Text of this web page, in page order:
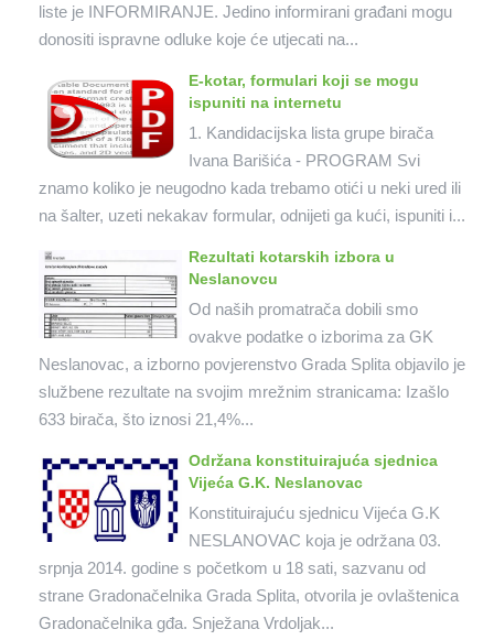
liste je INFORMIRANJE. Jedino informirani građani mogu
donositi ispravne odluke koje će utjecati na...
E-kotar, formulari koji se mogu
ispuniti na internetu
1. Kandidacijska lista grupe birača
Ivana Barišića - PROGRAM Svi
znamo koliko je neugodno kada trebamo otići u neki ured ili
na šalter, uzeti nekakav formular, odnijeti ga kući, ispuniti i...
Rezultati kotarskih izbora u
Neslanovcu
Od naših promatrača dobili smo
ovakve podatke o izborima za GK
Neslanovac, a izborno povjerenstvo Grada Splita objavilo je
službene rezultate na svojim mrežnim stranicama: Izašlo
633 birača, što iznosi 21,4%...
Održana konstituirajuća sjednica
Vijeća G.K. Neslanovac
Konstituirajuću sjednicu Vijeća G.K
NESLANOVAC koja je održana 03.
srpnja 2014. godine s početkom u 18 sati, sazvanu od
strane Gradonačelnika Grada Splita, otvorila je ovlaštenica
Gradonačelnika gđa. Snježana Vrdoljak...